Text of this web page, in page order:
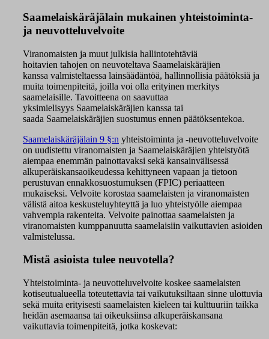
Saamelaiskäräjälain mukainen yhteistoiminta-
ja neuvotteluvelvoite
Viranomaisten ja muut julkisia hallintotehtäviä
hoitavien tahojen on neuvoteltava Saamelaiskäräjien
kanssa valmisteltaessa lainsäädäntöä, hallinnollisia päätöksiä ja
muita toimenpiteitä, joilla voi olla erityinen merkitys
saamelaisille. Tavoitteena on saavuttaa
yksimielisyys Saamelaiskäräjien kanssa tai
saada Saamelaiskäräjien suostumus ennen päätöksentekoa.
Saamelaiskäräjälain 9 §:n yhteistoiminta ja -neuvotteluvelvoite
on uudistettu viranomaisten ja Saamelaiskäräjien yhteistyötä
aiempaa enemmän painottavaksi sekä kansainvälisessä
alkuperäiskansaoikeudessa kehittyneen vapaan ja tietoon
perustuvan ennakkosuostumuksen (FPIC) periaatteen
mukaiseksi. Velvoite korostaa saamelaisten ja viranomaisten
välistä aitoa keskusteluyhteyttä ja luo yhteistyölle aiempaa
vahvempia rakenteita. Velvoite painottaa saamelaisten ja
viranomaisten kumppanuutta saamelaisiin vaikuttavien asioiden
valmistelussa.
Mistä asioista tulee neuvotella?
Yhteistoiminta- ja neuvotteluvelvoite koskee saamelaisten
kotiseutualueella toteutettavia tai vaikutuksiltaan sinne ulottuvia
sekä muita erityisesti saamelaisten kieleen tai kulttuuriin taikka
heidän asemaansa tai oikeuksiinsa alkuperäiskansana
vaikuttavia toimenpiteitä, jotka koskevat: